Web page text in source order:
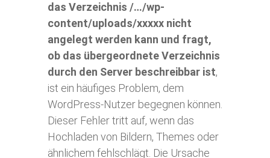
das Verzeichnis /…/wp-
content/uploads/xxxxx nicht
angelegt werden kann und fragt,
ob das übergeordnete Verzeichnis
durch den Server beschreibbar ist,
ist ein häufiges Problem, dem
WordPress-Nutzer begegnen können.
Dieser Fehler tritt auf, wenn das
Hochladen von Bildern, Themes oder
ähnlichem fehlschlägt. Die Ursache